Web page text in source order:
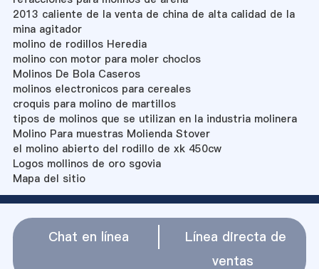
2013 caliente de la venta de china de alta calidad de la
mina agitador
molino de rodillos Heredia
molino con motor para moler choclos
Molinos De Bola Caseros
molinos electronicos para cereales
croquis para molino de martillos
tipos de molinos que se utilizan en la industria molinera
Molino Para muestras Molienda Stover
el molino abierto del rodillo de xk 450cw
Logos mollinos de oro sgovia
Mapa del sitio
Chat en línea
Línea directa de
ventas